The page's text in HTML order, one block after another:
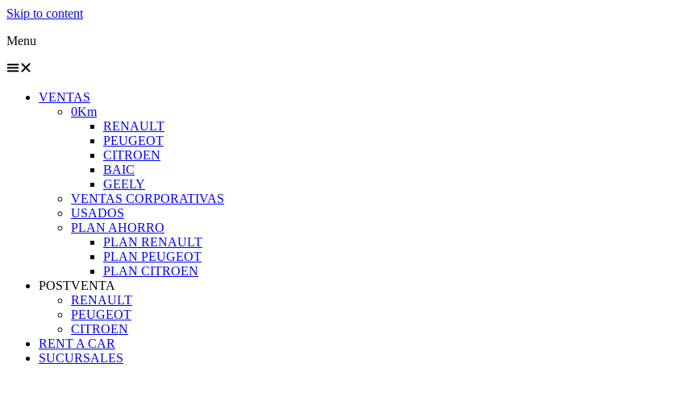
Skip to content
Menu
VENTAS
0Km
RENAULT
PEUGEOT
CITROEN
BAIC
GEELY
VENTAS CORPORATIVAS
USADOS
PLAN AHORRO
PLAN RENAULT
PLAN PEUGEOT
PLAN CITROEN
POSTVENTA
RENAULT
PEUGEOT
CITROEN
RENT A CAR
SUCURSALES